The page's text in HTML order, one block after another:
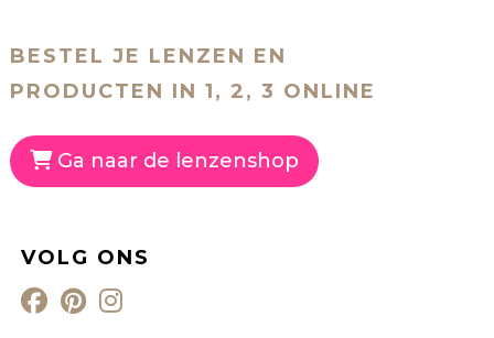
BESTEL JE LENZEN EN
PRODUCTEN IN 1, 2, 3 ONLINE
Ga naar de lenzenshop
VOLG ONS